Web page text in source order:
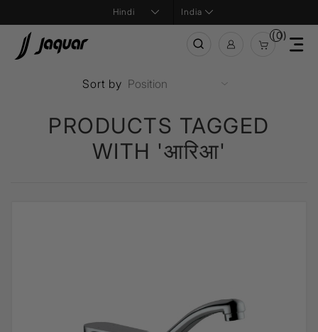
India
(0)
PRODUCTS TAGGED
WITH 'आरिआ'
Sort by